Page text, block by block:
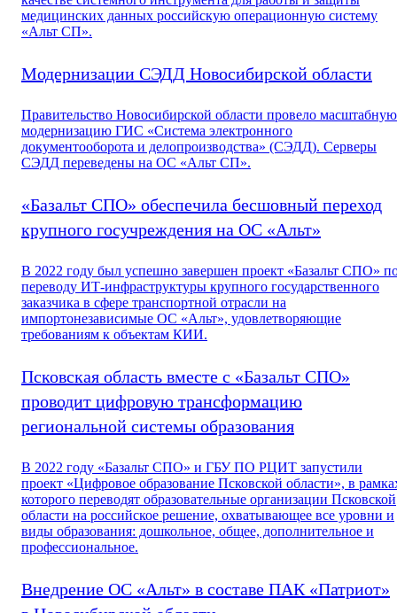
медицинских данных российскую операционную систему
«Альт СП».
Модернизации СЭДД Новосибирской области
Правительство Новосибирской области провело масштабную
модернизацию ГИС «Система электронного
документооборота и делопроизводства» (СЭДД). Серверы
СЭДД переведены на ОС «Альт СП».
«Базальт СПО» обеспечила бесшовный переход
крупного госучреждения на ОС «Альт»
В 2022 году был успешно завершен проект «Базальт СПО»
переводу ИТ-инфраструктуры крупного государственного
заказчика в сфере транспортной отрасли на
импортонезависимые ОС «Альт», удовлетворяющие
требованиям к объектам КИИ.
Псковская область вместе с «Базальт СПО»
проводит цифровую трансформацию
региональной системы образования
В 2022 году «Базальт СПО» и ГБУ ПО РЦИТ запустили
проект «Цифровое образование Псковской области», в
которого переводят образовательные организации Псковской
области на российское решение, охватывающее все уровни и
виды образования: дошкольное, общее, дополнительное и
профессиональное.
Внедрение ОС «Альт» в составе ПАК «Патриот»